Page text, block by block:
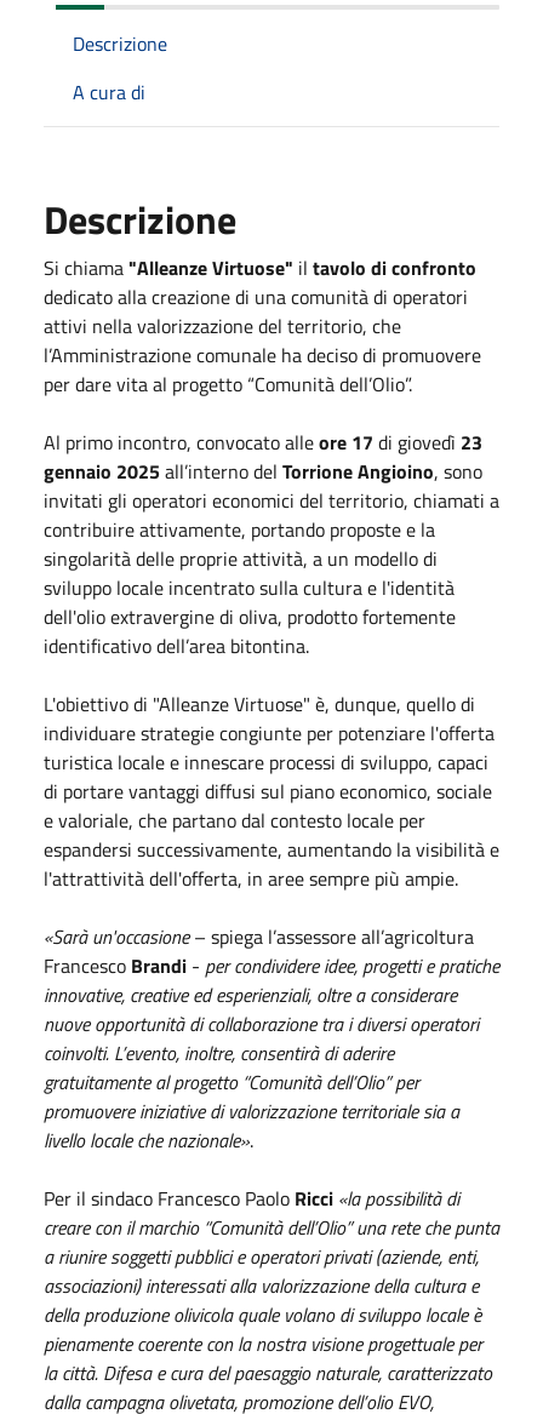
Descrizione
A cura di
Descrizione
Si chiama"Alleanze Virtuose" il tavolo di confronto
dedicato alla creazione di una comunità di operatori
attivi nella valorizzazione del territorio, che
l’Amministrazione comunale ha deciso di promuovere
per dare vita al progetto “Comunità dell’Olio”.
Al primo incontro, convocato alleore 17 di giovedì 23
gennaio 2025all’interno del Torrione Angioino, sono
invitati gli operatori economici del territorio, chiamati a
contribuire attivamente, portando proposte e la
singolarità delle proprie attività, a un modello di
sviluppo locale incentrato sulla cultura e l'identità
dell'olio extravergine di oliva, prodotto fortemente
identificativo dell’area bitontina.
L'obiettivo di "Alleanze Virtuose" è, dunque, quello di
individuare strategie congiunte per potenziare l'offerta
turistica locale e innescare processi di sviluppo, capaci
di portare vantaggi diffusi sul piano economico, sociale
e valoriale, che partano dal contesto locale per
espandersi successivamente, aumentando la visibilità e
l'attrattività dell'offerta, in aree sempre più ampie.
«Sarà un'occasione– spiega l’assessore all’agricoltura
Francesco Brandi - per condividere idee, progetti e pratiche
innovative, creative ed esperienziali, oltre a considerare
nuove opportunità di collaborazione tra i diversi operatori
coinvolti. L’evento, inoltre, consentirà di aderire
gratuitamente al progetto “Comunità dell’Olio” per
promuovere iniziative di valorizzazione territoriale sia a
livello locale che nazionale».
Per il sindaco Francesco Paolo Ricci «la possibilità di
creare con il marchio “Comunità dell’Olio”una rete che punta
a riunire soggetti pubblici e operatori privati (aziende, enti,
associazioni) interessati alla valorizzazione della cultura e
della produzione olivicola quale volano di sviluppo locale è
pienamente coerente con la nostra visione progettuale per
la città. Difesa e cura del paesaggio naturale, caratterizzato
dalla campagna olivetata, promozione dell’olio EVO,